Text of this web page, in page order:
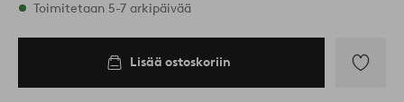
Varastossa
Toimitetaan 5-7 arkipäivää
Lisää ostoskoriin